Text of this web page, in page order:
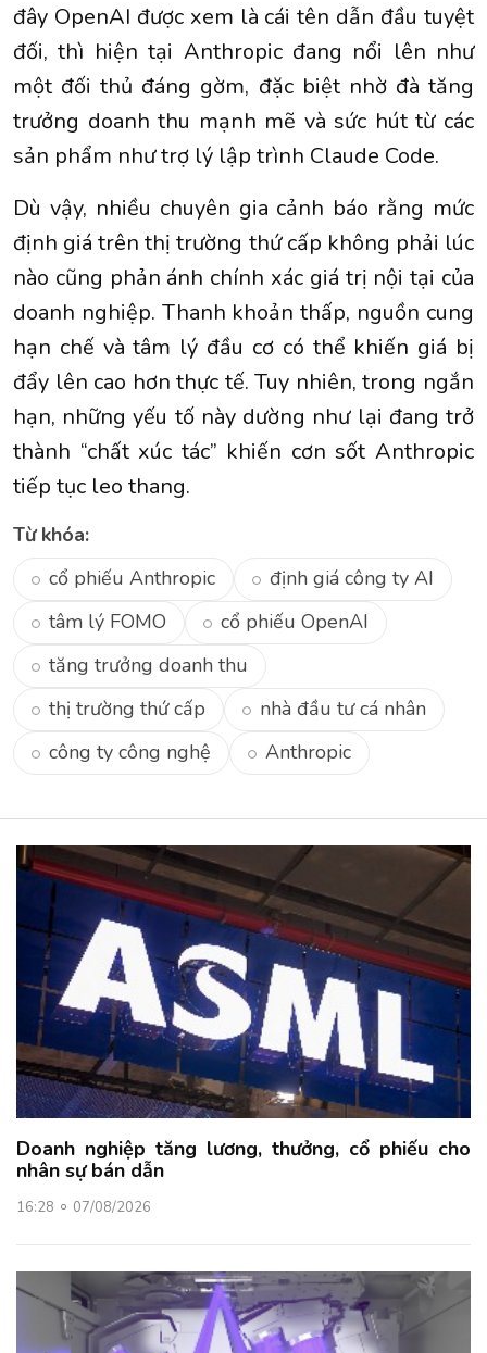
đây OpenAI được xem là cái tên dẫn đầu tuyệt
đối, thì hiện tại Anthropic đang nổi lên như
một đối thủ đáng gờm, đặc biệt nhờ đà tăng
trưởng doanh thu mạnh mẽ và sức hút từ các
sản phẩm như trợ lý lập trình Claude Code.
Dù vậy, nhiều chuyên gia cảnh báo rằng mức
định giá trên thị trường thứ cấp không phải lúc
nào cũng phản ánh chính xác giá trị nội tại của
doanh nghiệp. Thanh khoản thấp, nguồn cung
hạn chế và tâm lý đầu cơ có thể khiến giá bị
đẩy lên cao hơn thực tế. Tuy nhiên, trong ngắn
hạn, những yếu tố này dường như lại đang trở
thành “chất xúc tác” khiến cơn sốt Anthropic
tiếp tục leo thang.
Từ khóa:
cổ phiếu Anthropic
định giá công ty AI
tâm lý FOMO
cổ phiếu OpenAI
tăng trưởng doanh thu
thị trường thứ cấp
nhà đầu tư cá nhân
công ty công nghệ
Anthropic
Doanh nghiệp tăng lương, thưởng, cổ phiếu cho
nhân sự bán dẫn
16:28 07/08/2026